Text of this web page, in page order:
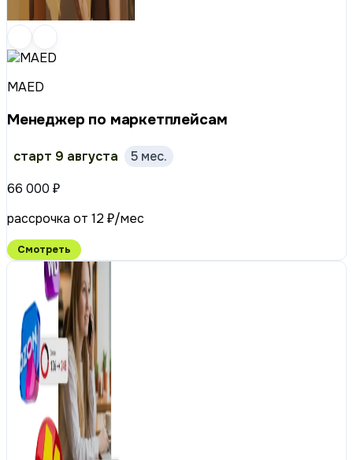
MAED
Менеджер по маркетплейсам
старт 9 августа
5 мес.
66 000 ₽
рассрочка от 12 ₽/мес
Смотреть